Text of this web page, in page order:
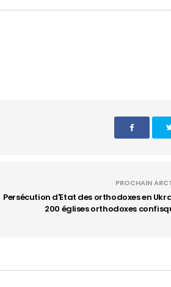
PROCHAIN
Persécution d'Etat des orthodoxes en
200 églises orthodoxes